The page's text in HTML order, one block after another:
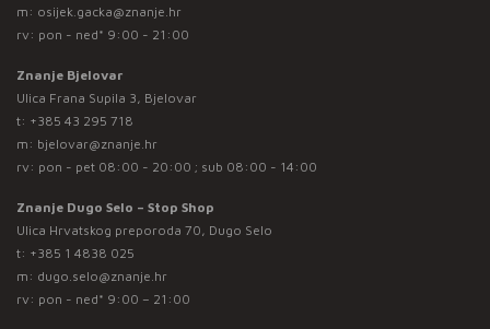
m: osijek.gacka@znanje.hr
rv: pon - ned* 9:00 - 21:00
Znanje Bjelovar
Ulica Frana Supila 3, Bjelovar
t: +385 43 295 718
m: bjelovar@znanje.hr
rv: pon - pet 08:00 - 20:00 ; sub 08:00 - 14:00
Znanje Dugo Selo – Stop Shop
Ulica Hrvatskog preporoda 70, Dugo Selo
t: +385 1 4838 025
m: dugo.selo@znanje.hr
rv: pon - ned* 9:00 – 21:00